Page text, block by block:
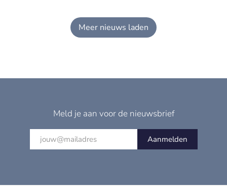
Meer nieuws laden
Meld je aan voor de nieuwsbrief
Aanmelden